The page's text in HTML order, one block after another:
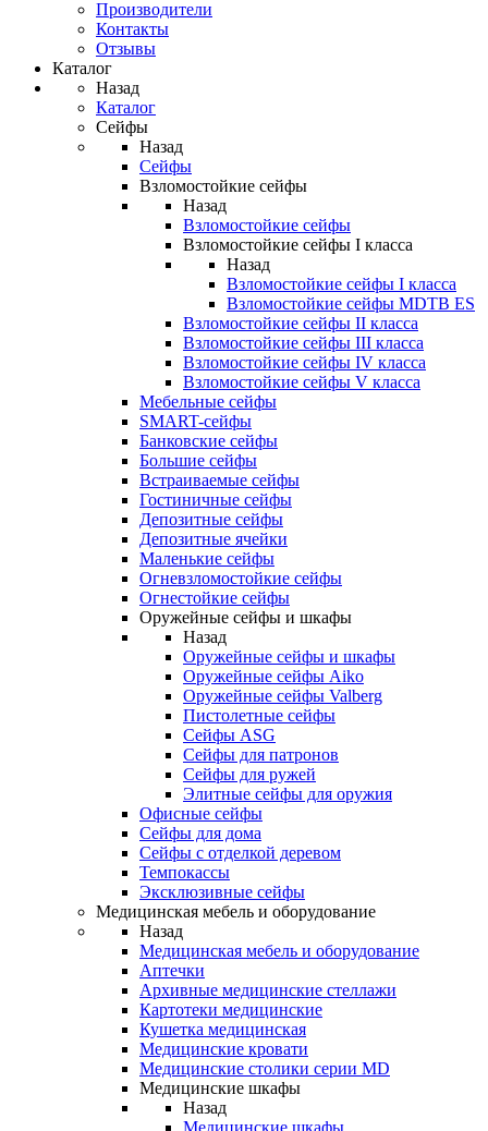
Производители
Контакты
Отзывы
Каталог
Назад
Каталог
Сейфы
Назад
Сейфы
Взломостойкие сейфы
Назад
Взломостойкие сейфы
Взломостойкие сейфы I класса
Назад
Взломостойкие сейфы I класса
Взломостойкие сейфы MDTB ES
Взломостойкие сейфы II класса
Взломостойкие сейфы III класса
Взломостойкие сейфы IV класса
Взломостойкие сейфы V класса
Мебельные сейфы
SMART-сейфы
Банковские сейфы
Большие сейфы
Встраиваемые сейфы
Гостиничные сейфы
Депозитные сейфы
Депозитные ячейки
Маленькие сейфы
Огневзломостойкие сейфы
Огнестойкие сейфы
Оружейные сейфы и шкафы
Назад
Оружейные сейфы и шкафы
Оружейные сейфы Aiko
Оружейные сейфы Valberg
Пистолетные сейфы
Сейфы ASG
Сейфы для патронов
Сейфы для ружей
Элитные сейфы для оружия
Офисные сейфы
Сейфы для дома
Сейфы с отделкой деревом
Темпокассы
Эксклюзивные сейфы
Медицинская мебель и оборудование
Назад
Медицинская мебель и оборудование
Аптечки
Архивные медицинские стеллажи
Картотеки медицинские
Кушетка медицинская
Медицинские кровати
Медицинские столики серии MD
Медицинские шкафы
Назад
Медицинские шкафы